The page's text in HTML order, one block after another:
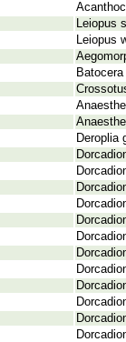
Leiopus
Leiopus
Deroplia